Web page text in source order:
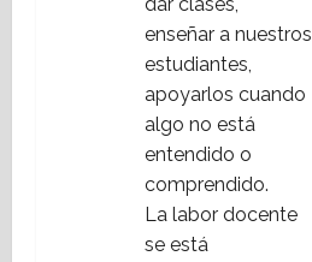
dar clases,
enseñar a nuestros
estudiantes,
apoyarlos cuando
algo no está
entendido o
comprendido.
La labor docente
se está